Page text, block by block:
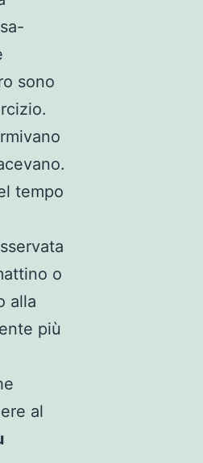
sono
tempo
o
alla
più
al